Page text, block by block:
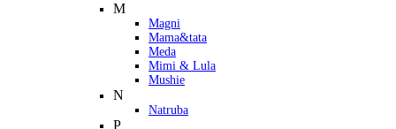
M
Magni
Mama&tata
Meda
Mimi & Lula
Mushie
N
Natruba
P